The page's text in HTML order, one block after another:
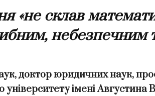
«не склав
небезпечним
доктор юридичних наук,
університету імені Августина